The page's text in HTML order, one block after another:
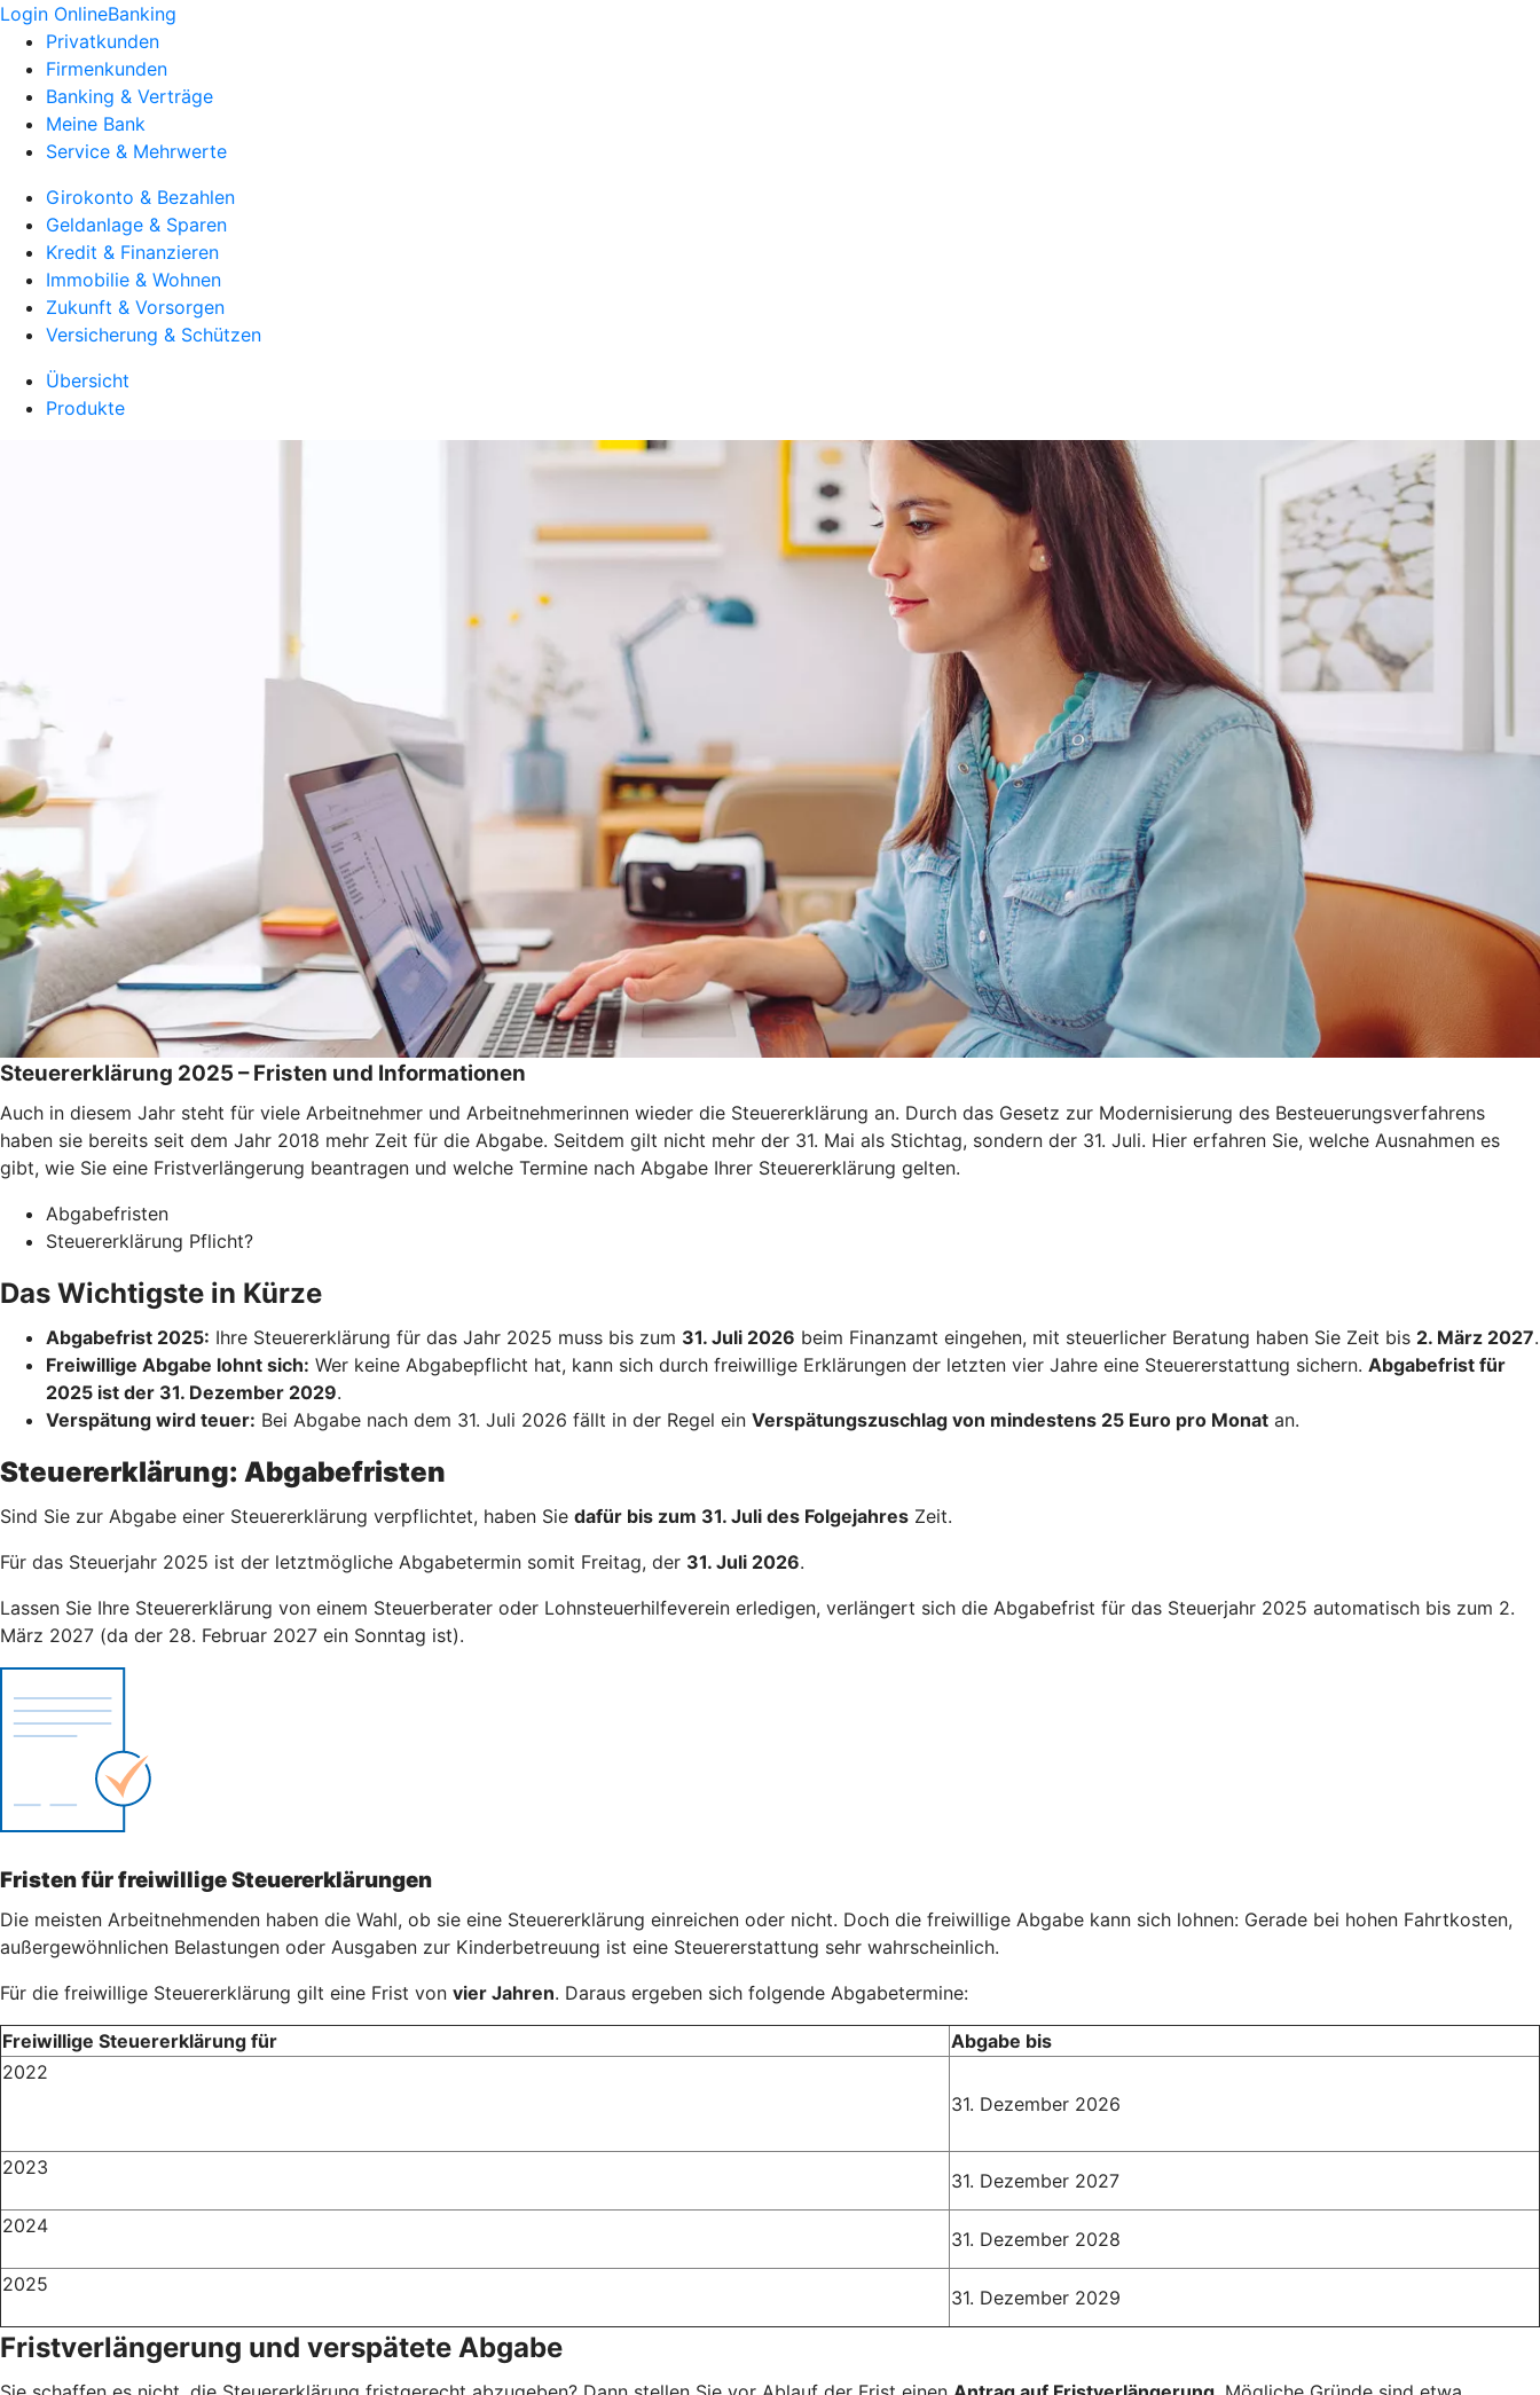
Login OnlineBanking
Privatkunden
Firmenkunden
Banking & Verträge
Meine Bank
Service & Mehrwerte
Girokonto & Bezahlen
Geldanlage & Sparen
Kredit & Finanzieren
Immobilie & Wohnen
Zukunft & Vorsorgen
Versicherung & Schützen
Übersicht
Produkte
Steuererklärung 2025 – Fristen und Informationen
Auch in diesem Jahr steht für viele Arbeitnehmer und Arbeitnehmerinnen wieder die Steuererklärung an. Durch das Gesetz zur Modernisierung des Besteuerungsverfahrens
haben sie bereits seit dem Jahr 2018 mehr Zeit für die Abgabe. Seitdem gilt nicht mehr der 31. Mai als Stichtag, sondern der 31. Juli. Hier erfahren Sie, welche Ausnahmen es
gibt, wie Sie eine Fristverlängerung beantragen und welche Termine nach Abgabe Ihrer Steuererklärung gelten.
Abgabefristen
Steuererklärung Pflicht?
Das Wichtigste in Kürze
Abgabefrist 2025: Ihre Steuererklärung für das Jahr 2025 muss bis zum 31. Juli 2026 beim Finanzamt eingehen, mit steuerlicher Beratung haben Sie Zeit bis 2. März 2027.
Freiwillige Abgabe lohnt sich: Wer keine Abgabepflicht hat, kann sich durch freiwillige Erklärungen der letzten vier Jahre eine Steuererstattung sichern. Abgabefrist für
2025 ist der 31. Dezember 2029.
Verspätung wird teuer: Bei Abgabe nach dem 31. Juli 2026 fällt in der Regel ein Verspätungszuschlag von mindestens 25 Euro pro Monat an.
Steuererklärung: Abgabefristen
Sind Sie zur Abgabe einer Steuererklärung verpflichtet, haben Sie dafür bis zum 31. Juli des Folgejahres Zeit.
Für das Steuerjahr 2025 ist der letztmögliche Abgabetermin somit Freitag, der 31. Juli 2026.
Lassen Sie Ihre Steuererklärung von einem Steuerberater oder Lohnsteuerhilfeverein erledigen, verlängert sich die Abgabefrist für das Steuerjahr 2025 automatisch bis zum 2.
März 2027 (da der 28. Februar 2027 ein Sonntag ist).
Fristen für freiwillige Steuererklärungen
Die meisten Arbeitnehmenden haben die Wahl, ob sie eine Steuererklärung einreichen oder nicht. Doch die freiwillige Abgabe kann sich lohnen: Gerade bei hohen Fahrtkosten,
außergewöhnlichen Belastungen oder Ausgaben zur Kinderbetreuung ist eine Steuererstattung sehr wahrscheinlich.
Für die freiwillige Steuererklärung gilt eine Frist von vier Jahren. Daraus ergeben sich folgende Abgabetermine:
Freiwillige Steuererklärung für
Abgabe bis
2022
31. Dezember 2026
2023
31. Dezember 2027
2024
31. Dezember 2028
2025
31. Dezember 2029
Fristverlängerung und verspätete Abgabe